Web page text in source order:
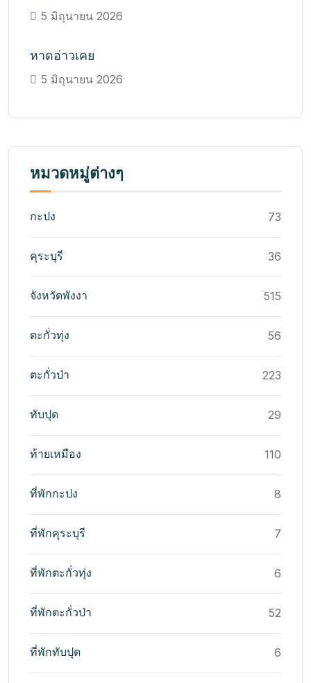
5 มิถุนายน 2026
หาดอ่าวเคย
5 มิถุนายน 2026
หมวดหมู่ต่างๆ
กะปง 73
คุระบุรี 36
จังหวัดพังงา 515
ตะกั่วทุ่ง 56
ตะกั่วป่า 223
ทับปุด 29
ท้ายเหมือง 110
ที่พักกะปง 8
ที่พักคุระบุรี 7
ที่พักตะกั่วทุ่ง 6
ที่พักตะกั่วป่า 52
ที่พักทับปุด 6